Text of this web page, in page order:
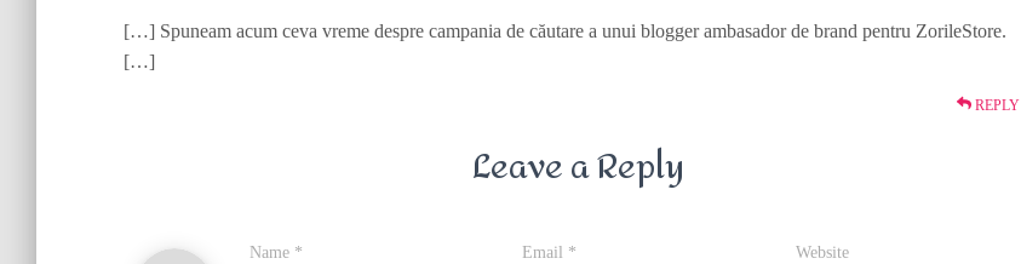
[…] Spuneam acum ceva vreme despre campania de căutare a unui blogger ambasador de brand pentru ZorileStore.
[…]
REPLY
Leave a Reply
Name * Email * Website